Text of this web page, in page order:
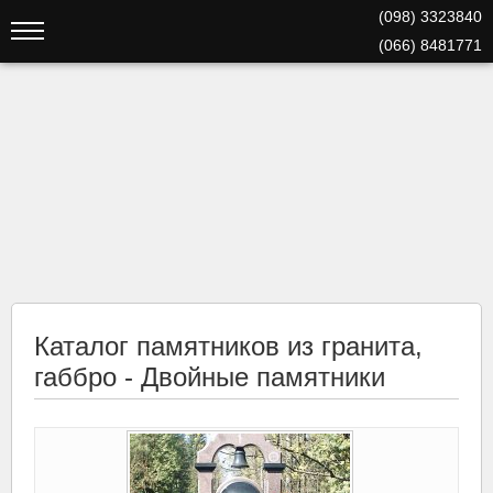
(098) 3323840
(066) 8481771
Каталог памятников из гранита,
габбро - Двойные памятники